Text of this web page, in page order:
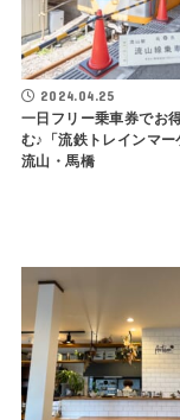
2024.04.25
一日フリー乗車券でお
む♪「流鉄トレインマー
流山・馬橋